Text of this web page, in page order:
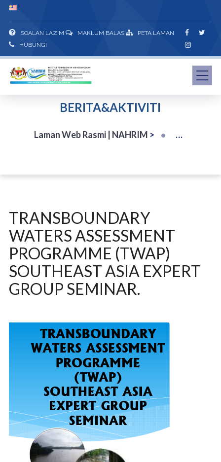
SOALAN LAZIM MAKLUM BALAS
PETA LAMAN
HUBUNGI
BERITA&AKTIVITI
Laman Web Rasmi | NAHRIM >
TRANSBOUNDARY
WATERS ASSESSMENT
PROGRAMME (TWAP)
SOUTHEAST ASIA EXPERT
GROUP SEMINAR.